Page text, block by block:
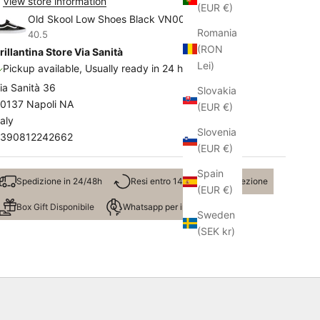
(EUR €)
Romania
(RON
Lei)
Slovakia
(EUR €)
Slovenia
(EUR €)
Spain
(EUR €)
Sweden
(SEK kr)
Old Skool Low Shoes Black VN000D3HY281
40.5
Store Via Sanità
Pickup available, Usually ready in 24 hours
Sanità 36
Napoli NA
Spedizione in 24/48h Resi entro 14 giorni dalla ricezione
Box Gift Disponibile Whatsapp per info taglie